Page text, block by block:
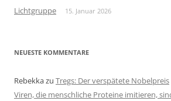
Lichtgruppe 15. Januar 2026
NEUESTE KOMMENTARE
Rebekkazu Tregs: Der verspätete Nobelpreis
Viren, die menschliche Proteine imitieren,